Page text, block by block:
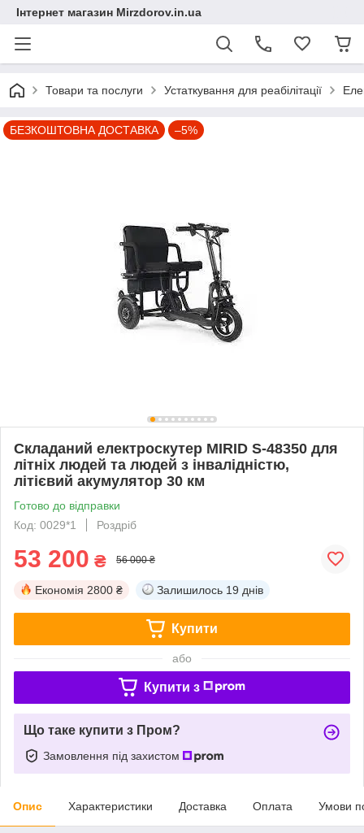
Інтернет магазин Mirzdorov.in.ua
Товари та послуги Устаткування для реабілітації
БЕЗКОШТОВНА ДОСТАВКА –5%
Складаний електроскутер MIRID S-48350 для
літніх людей та людей з інвалідністю,
літієвий акумулятор 30 км
Готово до відправки
Код: 0029*1
Роздріб
53 200 ₴ 56 000 ₴
Економія 2800 ₴ Залишилось 19 днів
Купити
або
Купити з
Що таке купити з Пром?
Замовлення під захистом
Опис Характеристики Доставка Оплата Умови